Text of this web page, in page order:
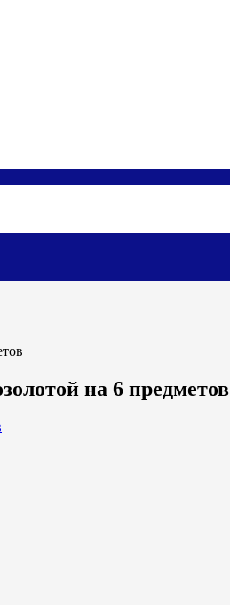
на 6 предметов